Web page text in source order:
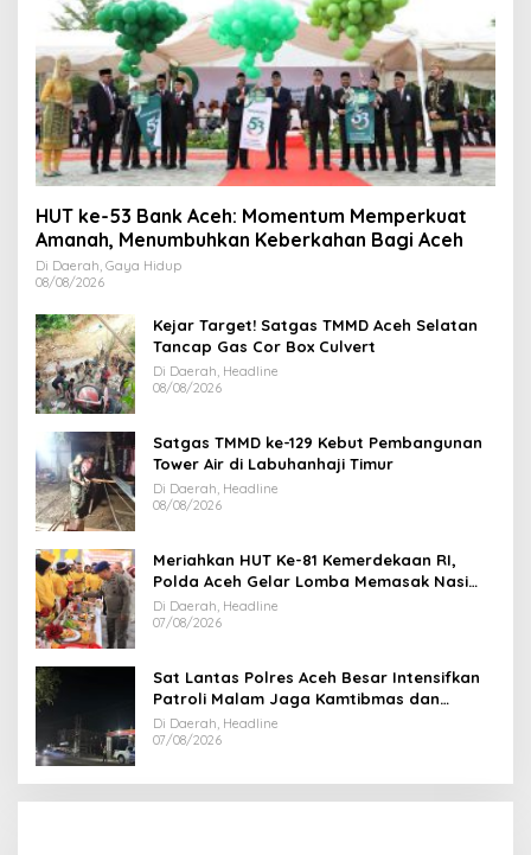
HUT ke-53 Bank Aceh: Momentum Memperkuat
Amanah, Menumbuhkan Keberkahan Bagi Aceh
Di Daerah, Gaya Hidup
08/08/2026
Kejar Target! Satgas TMMD Aceh Selatan
Tancap Gas Cor Box Culvert
Di Daerah, Headline
08/08/2026
Satgas TMMD ke-129 Kebut Pembangunan
Tower Air di Labuhanhaji Timur
Di Daerah, Headline
08/08/2026
Meriahkan HUT Ke-81 Kemerdekaan RI,
Polda Aceh Gelar Lomba Memasak Nasi
Goreng dan Aneka Minuman
Di Daerah, Headline
07/08/2026
Sat Lantas Polres Aceh Besar Intensifkan
Patroli Malam Jaga Kamtibmas dan
Kelancaran Lalu Lintas
Di Daerah, Headline
07/08/2026